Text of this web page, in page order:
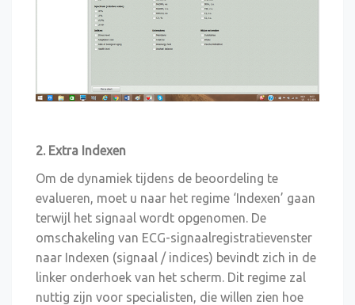
2. Extra Indexen
Om de dynamiek tijdens de beoordeling te
evalueren, moet u naar het regime ‘Indexen’ gaan
terwijl het signaal wordt opgenomen. De
omschakeling van ECG-signaalregistratievenster
naar Indexen (signaal / indices) bevindt zich in de
linker onderhoek van het scherm. Dit regime zal
nuttig zijn voor specialisten, die willen zien hoe